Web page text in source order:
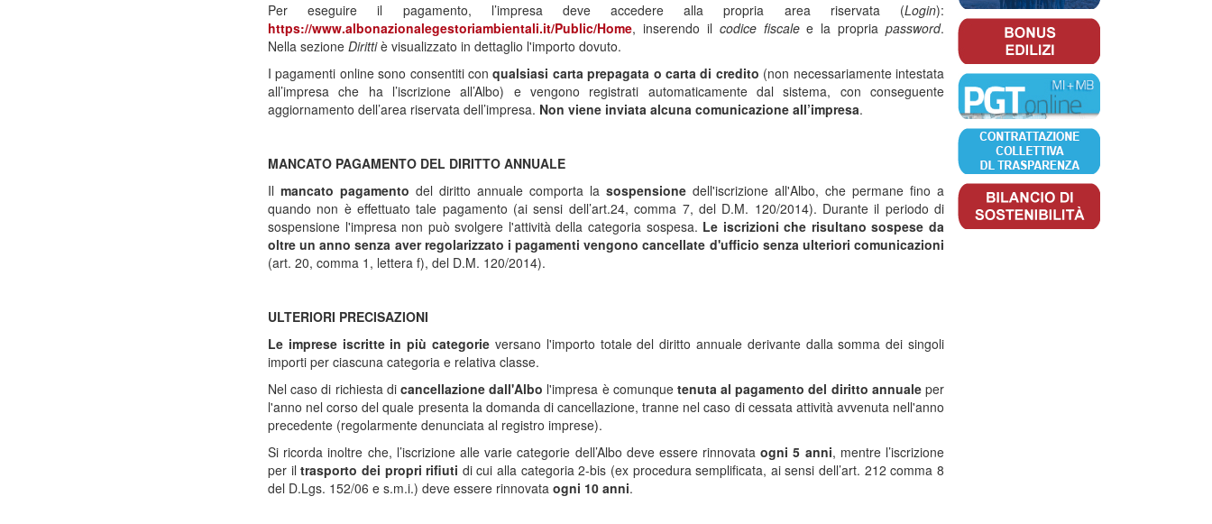
Per eseguire il pagamento, l’impresa deve accedere alla propria area riservata (Login):
https://www.albonazionalegestoriambientali.it/Public/Home, inserendo il codice fiscalee la propria password.
Nella sezione Dirittiè visualizzato in dettaglio l'importo dovuto.
I pagamenti online sono consentiti conqualsiasi carta prepagata o carta di credito (non necessariamente intestata
all’impresa che ha l’iscrizione all’Albo) e vengono registrati automaticamente dal sistema, con conseguente
aggiornamento dell’area riservata dell’impresa. Non viene inviata alcuna comunicazione all’impresa.
MANCATO PAGAMENTO DEL DIRITTO ANNUALE
Il mancato pagamento del diritto annuale comporta la sospensione dell'iscrizione all'Albo, che permane fino a
quando non è effettuato tale pagamento (ai sensi dell’art.24, comma 7, del D.M. 120/2014). Durante il periodo di
sospensione l'impresa non può svolgere l'attività della categoria sospesa. Le iscrizioni che risultano sospese da
oltre un anno senza aver regolarizzato i pagamenti vengono cancellate d'ufficio senza ulteriori comunicazioni
(art. 20, comma 1, lettera f), del D.M. 120/2014).
ULTERIORI PRECISAZIONI
Le imprese iscritte in più categorie versano l'importo totale del diritto annuale derivante dalla somma dei singoli
importi per ciascuna categoria e relativa classe.
Nel caso di richiesta di cancellazione dall'Albo l'impresa è comunque tenuta al pagamento del diritto annualeper
l'anno nel corso del quale presenta la domanda di cancellazione, tranne nel caso di cessata attività avvenuta nell'anno
precedente (regolarmente denunciata al registro imprese).
Si ricorda inoltre che, l’iscrizione alle varie categorie dell’Albo deve essere rinnovataogni 5 anni, mentre l’iscrizione
per iltrasporto dei propri rifiuti di cui alla categoria 2-bis (ex procedura semplificata, ai sensi dell’art. 212 comma 8
del D.Lgs. 152/06 e s.m.i.) deve essere rinnovata ogni 10 anni.